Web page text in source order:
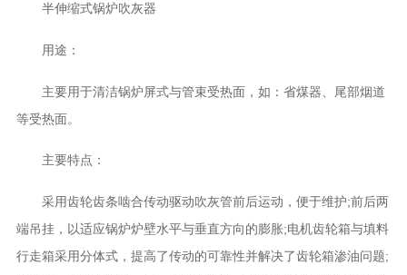
半伸缩式锅炉吹灰器
用途：
主要用于清洁锅炉屏式与管束受热面，如：省煤器、尾部烟道
等受热面。
主要特点：
采用齿轮齿条啮合传动驱动吹灰管前后运动，便于维护;前后两
端吊挂，以适应锅炉炉壁水平与垂直方向的膨胀;电机齿轮箱与填料
行走箱采用分体式，提高了传动的可靠性并解决了齿轮箱渗油问题;